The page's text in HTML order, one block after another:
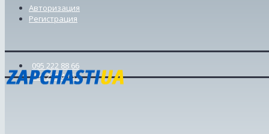
Авторизация
Регистрация
095 222 88 66
098 239 46 57